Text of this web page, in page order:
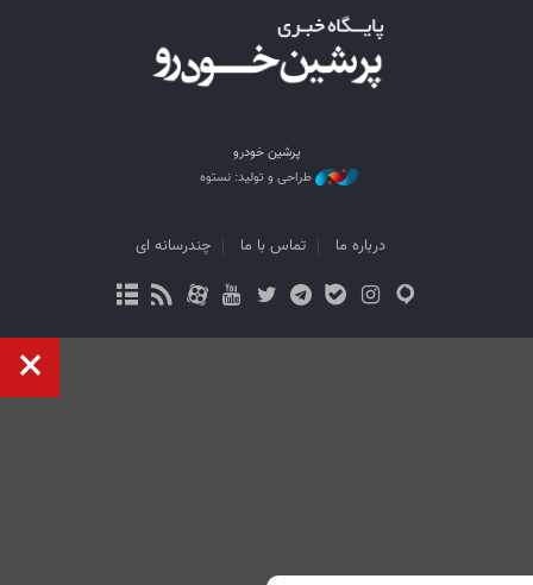
پرشین خودرو
طراحی و تولید: نستوه
درباره ما تماس با ما چندرسانه ای